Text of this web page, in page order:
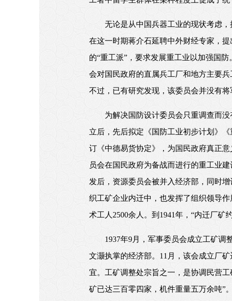
无论是从中国兵器工业的现状考虑
在这一时期蒋介石延聘中外财经专家，
的“重工派”，要求发展重工业以加强国
会对国民政府的直属兵工厂和地方主要
不过，已有研究发现，该委员会并没有
为解决国防设计委员会只重调查而
立后，先后拟定《国防工业初步计划》
订《中德易货协定》，为国民政府真正
员会在国民政府为备战而进行的重工业
发后，资源委员会被并入经济部，同时
织工矿企业内迁中，也发挥了组织领导
术工人2500余人。到1941年，“内迁厂
1937年9月，军事委员会成立工矿
文灏执掌的经济部。11月，该会成立厂
宜。工矿调整处宗旨之一，是协调民营
矿已达三百零四家，机件重量五万余吨”